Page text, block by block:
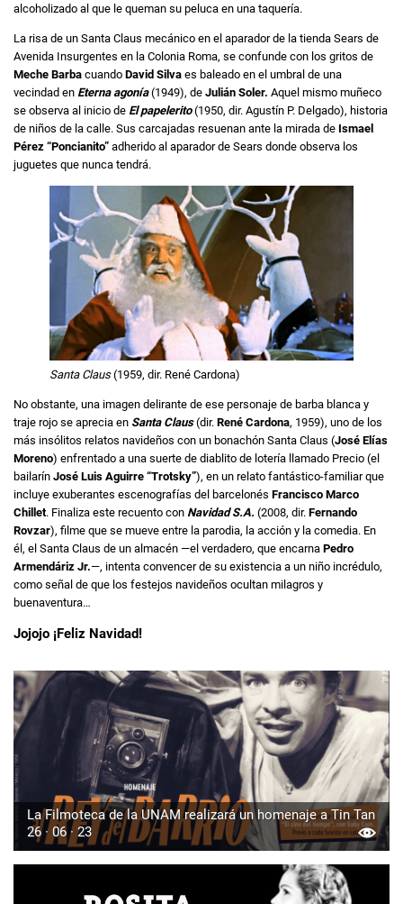
alcoholizado al que le queman su peluca en una taquería.
La risa de un Santa Claus mecánico en el aparador de la tienda Sears de
Avenida Insurgentes en la Colonia Roma, se confunde con los gritos de
Meche Barba cuando David Silva es baleado en el umbral de una
vecindad en Eterna agonía(1949), de Julián Soler. Aquel mismo muñeco
se observa al inicio de El papelerito(1950, dir. Agustín P. Delgado), historia
de niños de la calle. Sus carcajadas resuenan ante la mirada de Ismael
Pérez “Poncianito” adherido al aparador de Sears donde observa los
juguetes que nunca tendrá.
Santa Claus(1959, dir. René Cardona)
No obstante, una imagen delirante de ese personaje de barba blanca y
traje rojo se aprecia en Santa Claus(dir. René Cardona, 1959), uno de los
más insólitos relatos navideños con un bonachón Santa Claus (José Elías
Moreno) enfrentado a una suerte de diablito de lotería llamado Precio (el
bailarín José Luis Aguirre “Trotsky”), en un relato fantástico-familiar que
incluye exuberantes escenografías del barcelonés Francisco Marco
Chillet. Finaliza este recuento con Navidad S.A. (2008, dir. Fernando
Rovzar), filme que se mueve entre la parodia, la acción y la comedia. En
él, el Santa Claus de un almacén —el verdadero, que encarna Pedro
Armendáriz Jr.—, intenta convencer de su existencia a un niño incrédulo,
como señal de que los festejos navideños ocultan milagros y
buenaventura…
Jojojo ¡Feliz Navidad!
La Filmoteca de la UNAM realizará un homenaje a Tin Tan
26 · 06 · 23